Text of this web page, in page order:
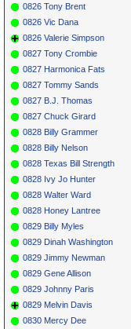
0826 Tony Brent
0826 Vic Dana
0826 Valerie Simpson
0827 Tony Crombie
0827 Harmonica Fats
0827 Tommy Sands
0827 B.J. Thomas
0827 Chuck Girard
0828 Billy Grammer
0828 Billy Nelson
0828 Texas Bill Strength
0828 Ivy Jo Hunter
0828 Walter Ward
0828 Honey Lantree
0829 Billy Myles
0829 Dinah Washington
0829 Jimmy Newman
0829 Gene Allison
0829 Johnny Paris
0829 Melvin Davis
0830 Mercy Dee